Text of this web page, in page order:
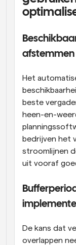
afstemmen
Het
beste
heen-en-
bedrijven het
stroomlijnen
uit vooraf
De kans dat
overlappen